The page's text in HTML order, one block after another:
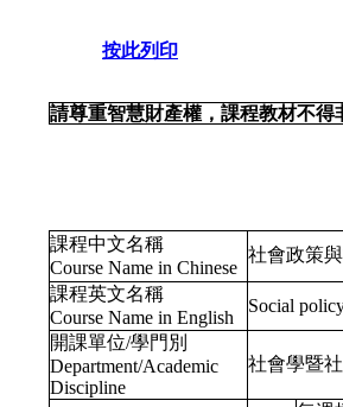
按此列印
請尊重智慧財產權，課程教材不得
課程中文名稱
Course Name in Chinese
社會政策
課程英文名稱
Course Name in English
Social
開課單位/學門別
Department/Academic
Discipline
社會學暨